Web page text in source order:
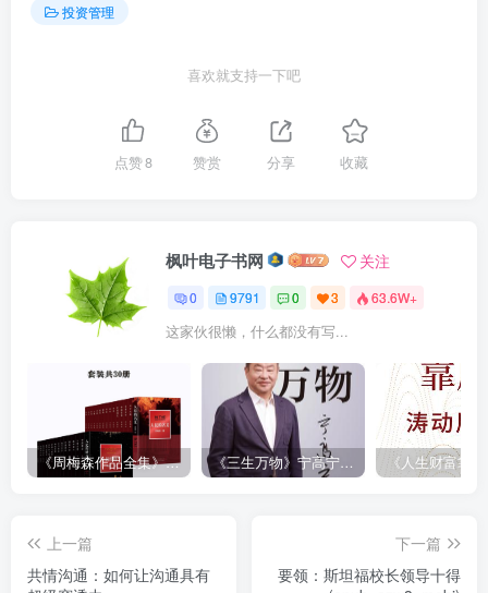
投资管理
喜欢就支持一下吧
点赞8 赞赏 分享 收藏
枫叶电子书网 关注
0 9791 0 3 63.6W+
这家伙很懒，什么都没有写...
《周梅森作品全集》[共30册] 《三生万物》宁高宁（epub+mobi+azw3+pdf）
上一篇
共情沟通：如何让沟通具有
下一篇
要领：斯坦福校长领导十得